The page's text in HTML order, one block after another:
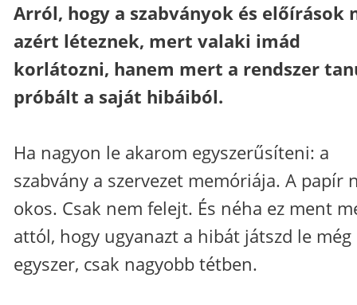
Arról, hogy a szabványok és előírások
azért léteznek, mert valaki imád
korlátozni, hanem mert a rendszer
próbált a saját hibáiból.
Ha nagyon le akarom egyszerűsíteni: a
szabvány a szervezet memóriája. A papír
okos. Csak nem felejt. És néha ez ment
attól, hogy ugyanazt a hibát játszd le még
egyszer, csak nagyobb tétben.